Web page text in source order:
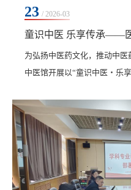
23 / 2026-03
童识中医 乐享传承——
为弘扬中医药文化，推动中
中医馆开展以“童识中医・乐
计，结合幼儿认知特点与中
研学模块，让孩子们在看、
药知识。活动依托学校的专
轮转的形式开展。在“识百草